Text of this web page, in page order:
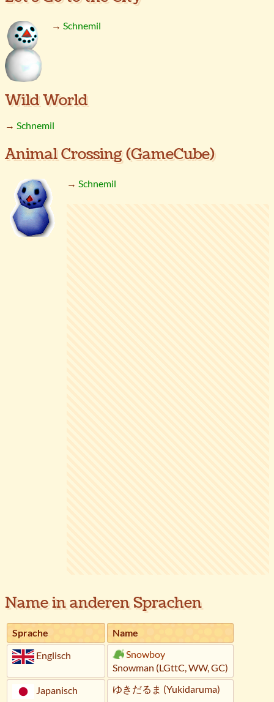
→ Schnemil
Wild World
→ Schnemil
Animal Crossing (GameCube)
→ Schnemil
Name in anderen Sprachen
Sprache
Name
Englisch
Snowboy
Snowman (LGttC, WW, GC)
Japanisch
ゆきだるま (Yukidaruma)